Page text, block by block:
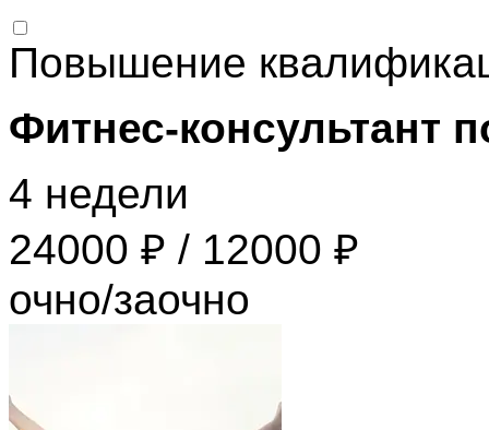
Повышение
Фитнес-консультант
4 недели
24000 ₽ / 12000 ₽
очно/заочно